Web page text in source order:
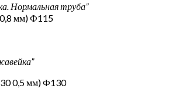
Нормальная труба”
мм) Ф115
0,5 мм) Ф130